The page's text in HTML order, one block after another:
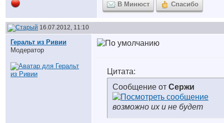
В Минюст Спасибо
16.07.2012, 11:10
Геральт из Ривии
Модератор
Цитата:
Сообщение от Сержи
возможно их и не будет